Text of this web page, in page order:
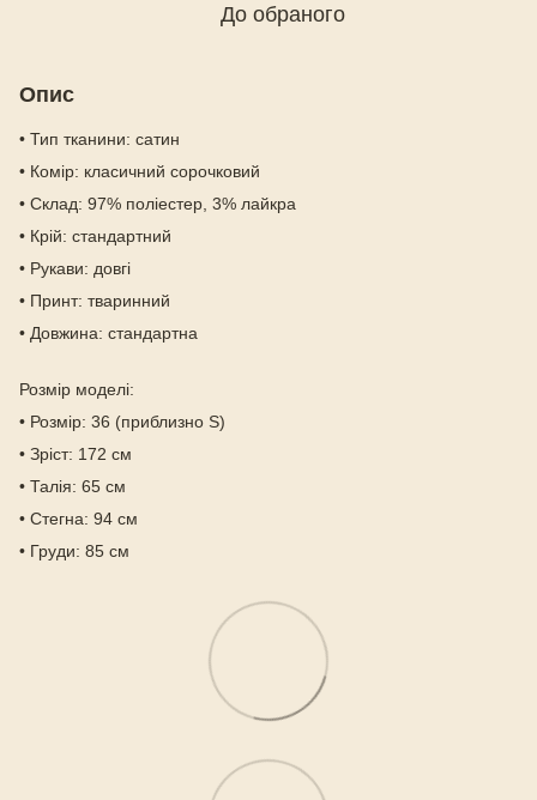
До обраного
Опис
• Тип тканини: сатин
• Комір: класичний сорочковий
• Склад: 97% поліестер, 3% лайкра
• Крій: стандартний
• Рукави: довгі
• Принт: тваринний
• Довжина: стандартна
Розмір моделі:
• Розмір: 36 (приблизно S)
• Зріст: 172 см
• Талія: 65 см
• Стегна: 94 см
• Груди: 85 см